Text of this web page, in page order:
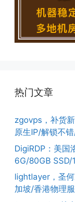
热门文章
zgovps，补货
原生IP/解锁不
DigiRDP：美
6G/80GB SSD/
lightlayer，圣
加坡/香港物理